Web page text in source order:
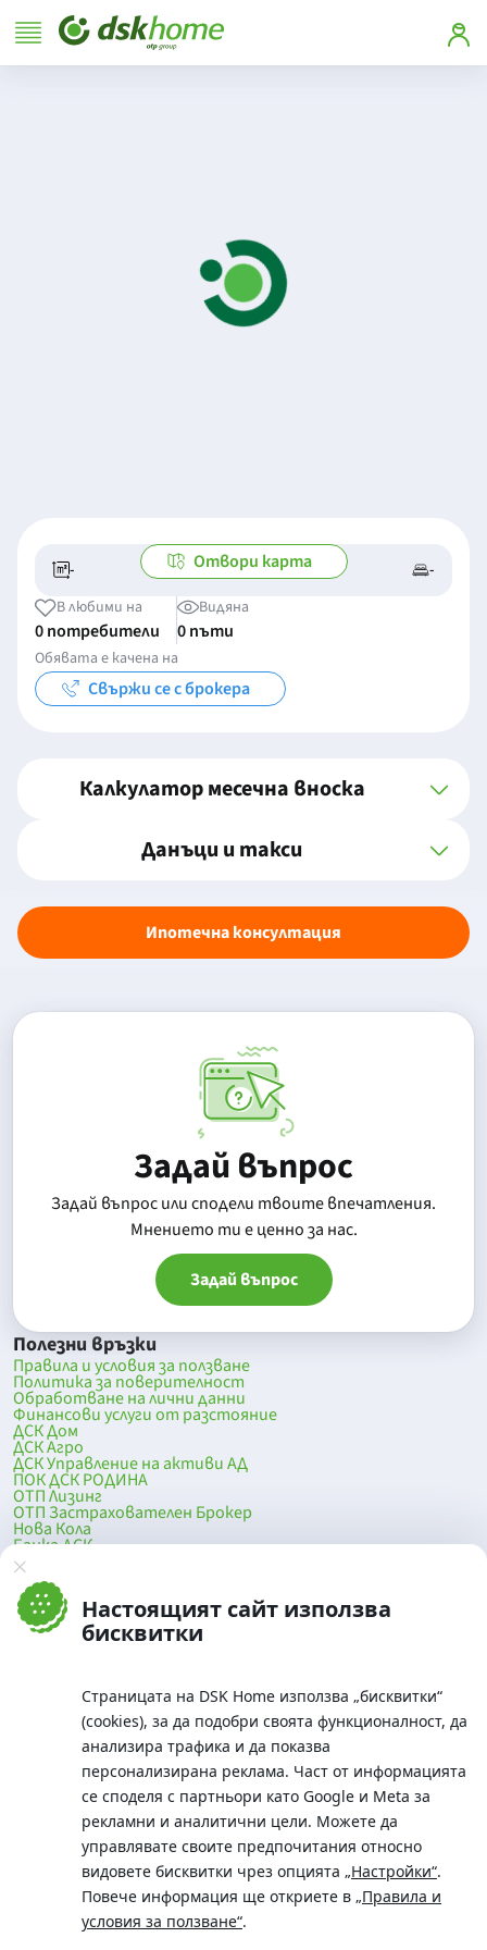
Настоящият сайт използва
бисквитки
Страницата на DSK Home използва „бисквитки“
(cookies), за да подобри своята функционалност, да
анализира трафика и да показва
персонализирана реклама. Част от информацията
се споделя с партньори като Google и Meta за
рекламни и аналитични цели. Можете да
управлявате своите предпочитания относно
видовете бисквитки чрез опцията „Настройки“.
Повече информация ще откриете в „Правила и
условия за ползване“.
- -/- -
Отвори карта
В любими на
0 потребители
Видяна
0 пъти
Обявата е качена на
Свържи се с брокера
Калкулатор месечна вноска
Данъци и такси
Ипотечна консултация
Задай въпрос
Задай въпрос или сподели твоите впечатления.
Mнението ти е ценно за нас.
Задай въпрос
Полезни връзки
Правила и условия за ползване
Политика за поверителност
Обработване на лични данни
Финансови услуги от разстояние
ДСК Дом
ДСК Агро
ДСК Управление на активи АД
ПОК ДСК РОДИНА
ОТП Лизинг
ОТП Застрахователен Брокер
Нова Кола
Банка ДСК
DSK Mobile
Оферти за продажба от Банка ДСК
Клонова мрежа и банкомати
До началото на страницата
Телефон:
0700 10 375 / *2375
Московска No.19 / ул. Г. Бенковски No. 5, София 1036
SWIFT/BIC: